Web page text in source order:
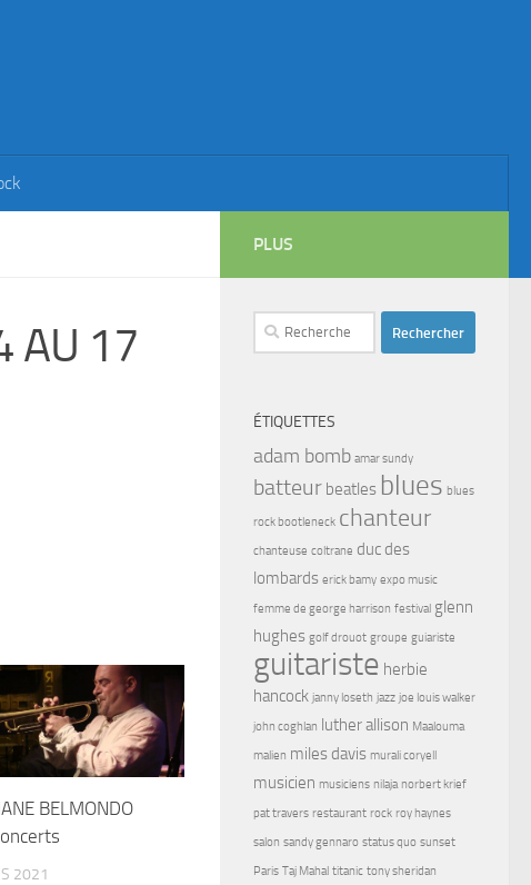
AU 17
BELMONDO
2021
PLUS
Rechercher :
ÉTIQUETTES
adam bomb amar sundy
batteur beatles blues blues
rock bootleneck chanteur
chanteuse coltrane duc des
lombards erick bamy expo music
femme de george harrison festival glenn
hughes golf drouot groupe guiariste
guitariste herbie
hancock janny loseth jazz joe louis walker
john coghlan luther allison Maalouma
malien miles davis murali coryell
musicien musiciens nilaja norbert krief
pat travers restaurant rock roy haynes
salon sandy gennaro status quo sunset
Paris Taj Mahal titanic tony sheridan